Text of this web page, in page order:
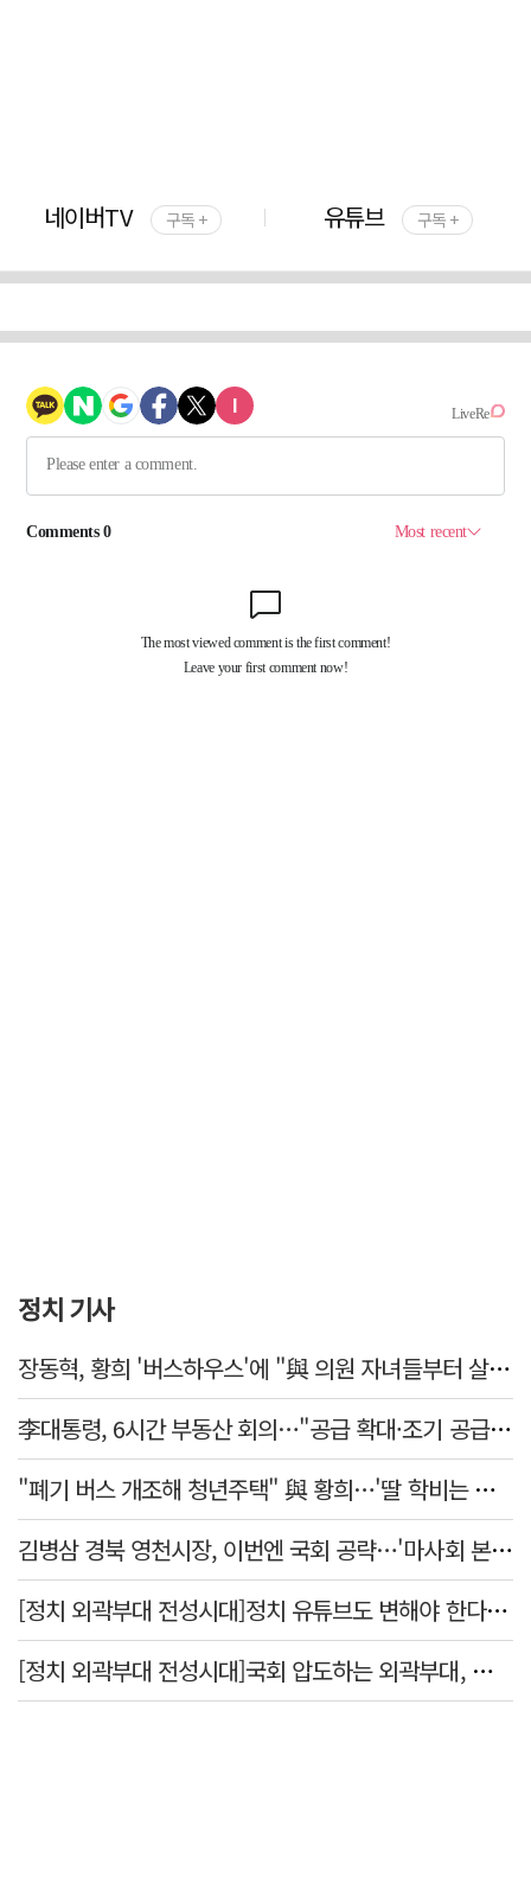
네이버TV 구독 + 유튜브 구독 +
정치 기사
장동혁, 황희 '버스하우스'에 "與 의원 자녀들부터 살아보면 어떨까?"
李대통령, 6시간 부동산 회의…"공급 확대·조기 공급 과감히 실천"
"폐기 버스 개조해 청년주택" 與 황희…'딸 학비는 年 4200만원'
김병삼 경북 영천시장, 이번엔 국회 공략…'마사회 본사 이전·광역교통망 확충' 요청
[정치 외곽부대 전성시대]정치 유튜브도 변해야 한다 "화합과 존중"
[정치 외곽부대 전성시대]국회 압도하는 외곽부대, 목소리 왜 커지나?